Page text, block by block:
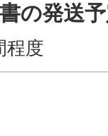
の発送
程度